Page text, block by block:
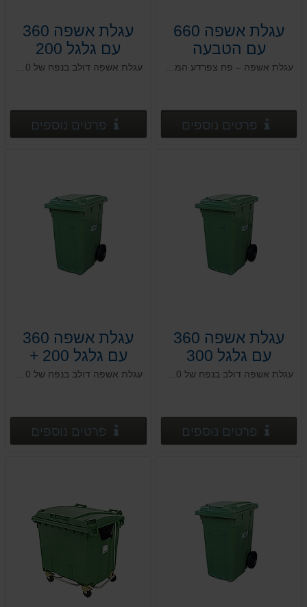
עגלת אשפה 660
עם הטבעה
פרטים נוספים פרטים נוספים
עגלת אשפה 360
עם גלגל 200
פרטים נוספים
עגלת אשפה 360
עם גלגל 300
פרטים נוספים פרטים נוספים
עגלת אשפה 360
עם גלגל 200 +
פעמון שחור +
פרטים נוספים